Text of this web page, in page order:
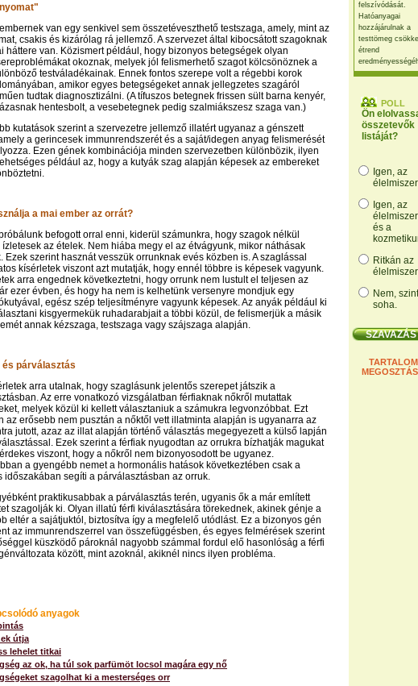
felszívódását.
Hatóanyagai
hozzájárulnak a
testtömeg
étrend
POLL
Ön
összetevők
listáját?
Igen, az
Igen, az
és a
Ritkán az
Nem,
soha.
TARTALOM
MEGOSZTÁS
van egy senkivel sem összetéveszthető testszaga, amely, mint az
csakis és kizárólag rá jellemző. A szervezet által kibocsátott szagoknak
háttere van. Közismert például, hogy bizonyos betegségek olyan
okoznak, melyek jól felismerhető szagot kölcsönöznek a
testváladékainak. Ennek fontos szerepe volt a régebbi korok
amikor egyes betegségeket annak jellegzetes szagáról
tudtak diagnosztizálni. (A tífuszos betegnek frissen sült barna kenyér,
hentesbolt, a vesebetegnek pedig szalmiákszesz szaga van.)
kutatások szerint a szervezetre jellemző illatért ugyanaz a génszett
a gerincesek immunrendszerét és a saját/idegen anyag felismerését
Ezen gének kombinációja minden szervezetben különbözik, ilyen
például az, hogy a kutyák szag alapján képesek az embereket
a mai ember az orrát?
befogott orral enni, kiderül számunkra, hogy szagok nélkül
ízletesek az ételek. Nem hiába megy el az étvágyunk, mikor náthásak
Ezek szerint hasznát vesszük orrunknak evés közben is. A szaglással
kísérletek viszont azt mutatják, hogy ennél többre is képesek vagyunk.
arra engednek következtetni, hogy orrunk nem lustult el teljesen az
ezer évben, és hogy ha nem is kelhetünk versenyre mondjuk egy
egész szép teljesítményre vagyunk képesek. Az anyák például ki
kisgyermekük ruhadarabjait a többi közül, de felismerjük a másik
annak kézszaga, testszaga vagy szájszaga alapján.
és párválasztás
arra utalnak, hogy szaglásunk jelentős szerepet játszik a
Az erre vonatkozó vizsgálatban férfiaknak nőkről mutattak
melyek közül ki kellett választaniuk a számukra legvonzóbbat. Ezt
az erősebb nem pusztán a nőktől vett illatminta alapján is ugyanarra az
jutott, azaz az illat alapján történő választás megegyezett a külső lapján
Ezek szerint a férfiak nyugodtan az orrukra bízhatják magukat
viszont, hogy a nőkről nem bizonyosodott be ugyanez.
a gyengébb nemet a hormonális hatások következtében csak a
időszakában segíti a párválasztásban az orruk.
praktikusabbak a párválasztás terén, ugyanis ők a már említett
szagolják ki. Olyan illatú férfi kiválasztására törekednek, akinek génje a
eltér a sajátjuktól, biztosítva így a megfelelő utódlást. Ez a bizonyos gén
az immunrendszerrel van összefüggésben, és egyes felmérések szerint
küszködő pároknál nagyobb számmal fordul elő hasonlóság a férfi
között, mint azoknál, akiknél nincs ilyen probléma.
anyagok
útja
lehelet titkai
az ok, ha túl sok parfümöt locsol magára egy nő
szagolhat ki a mesterséges orr